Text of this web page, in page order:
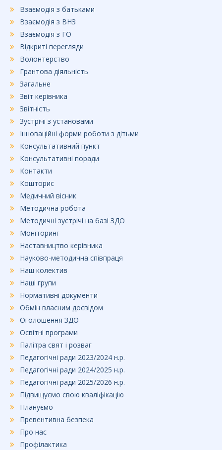
Взаємодія з батьками
Взаємодія з ВНЗ
Взаємодія з ГО
Відкриті перегляди
Волонтерство
Грантова діяльність
Загальне
Звіт керівника
Звітність
Зустрічі з установами
Інноваційні форми роботи з дітьми
Консультативний пункт
Консультативні поради
Контакти
Кошторис
Медичний вісник
Методична робота
Методичні зустрічі на базі ЗДО
Моніторинг
Наставництво керівника
Науково-методична співпраця
Наш колектив
Наші групи
Нормативні документи
Обмін власним досвідом
Оголошення ЗДО
Освітні програми
Палітра свят і розваг
Педагогічні ради 2023/2024 н.р.
Педагогічні ради 2024/2025 н.р.
Педагогічні ради 2025/2026 н.р.
Підвищуємо свою кваліфікацію
Плануємо
Превентивна безпека
Про нас
Профілактика